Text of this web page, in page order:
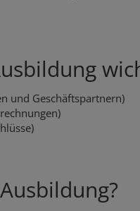
und Geschäftspartnern)